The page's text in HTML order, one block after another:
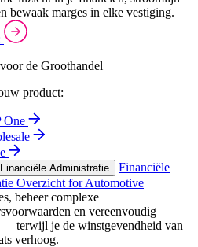
bewaak marges in elke vestiging.
de Groothandel
product:
One
Administratie
Financiële
Overzicht for Automotive
beheer complexe
en vereenvoudig
terwijl je de winstgevendheid van
verhoog.